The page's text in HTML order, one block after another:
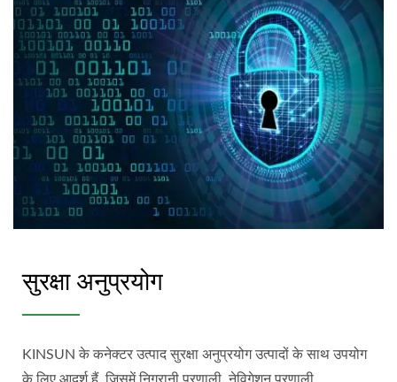
सुरक्षा अनुप्रयोग
KINSUN के कनेक्टर उत्पाद सुरक्षा अनुप्रयोग उत्पादों के साथ उपयोग